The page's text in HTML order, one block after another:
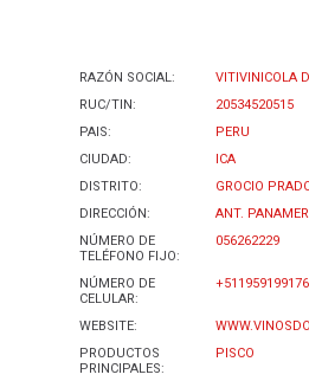
RAZÓN SOCIAL:
VITIVINICOLA
RUC/TIN:
20534520515
PAIS:
PERU
CIUDAD:
ICA
DISTRITO:
GROCIO
DIRECCIÓN:
ANT.
NÚMERO DE
TELÉFONO FIJO:
056262229
NÚMERO DE
CELULAR:
+511959199176
WEBSITE:
PRODUCTOS
PRINCIPALES:
PISCO